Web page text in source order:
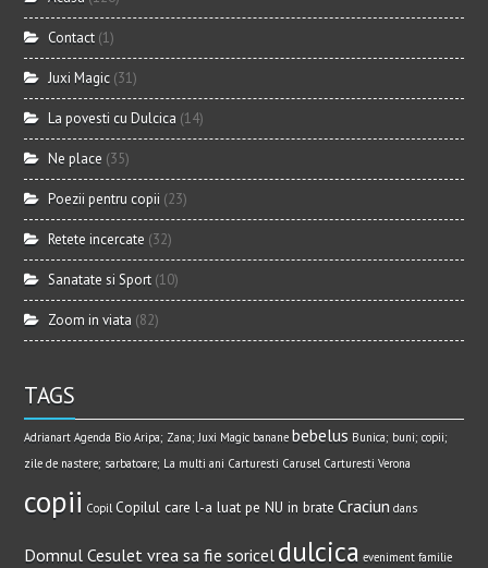
Contact (1)
Juxi Magic (31)
La povesti cu Dulcica (14)
Ne place (35)
Poezii pentru copii (23)
Retete incercate (32)
Sanatate si Sport (10)
Zoom in viata (82)
TAGS
Adrianart Agenda Bio Aripa; Zana; Juxi Magic banane bebelus Bunica; buni; copii;
zile de nastere; sarbatoare; La multi ani Carturesti Carusel Carturesti Verona
copii Copil Copilul care l-a luat pe NU in brate Craciun dans
Domnul Cesulet vrea sa fie soricel dulcica eveniment familie